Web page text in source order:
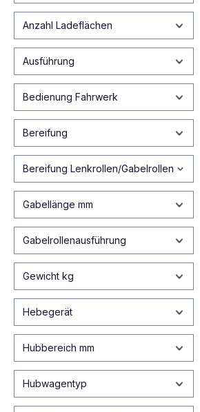
Anzahl Ladeflächen
Ausführung
Bedienung Fahrwerk
Bereifung
Bereifung Lenkrollen/Gabelrollen
Gabellänge mm
Gabelrollenausführung
Gewicht kg
Hebegerät
Hubbereich mm
Hubwagentyp